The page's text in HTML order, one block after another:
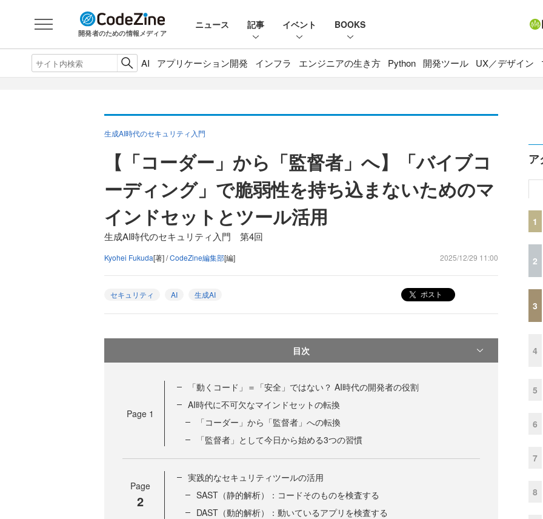
開発者のための情報メディア
ニュース 記事 イベント BOOKS
AI アプリケーション開発 インフラ エンジニアの生き方 Python 開発ツール UX／デザイン
生成AI時代のセキュリティ入門
【「コーダー」から「監督者」へ】「バイブコ
ーディング」で脆弱性を持ち込まないためのマ
インドセットとツール活用
生成AI時代のセキュリティ入門 第4回
Kyohei Fukuda[著] /CodeZine編集部[編] 2025/12/29 11:00
セキュリティ AI 生成AI ポスト
目次
Page 1
「動くコード」＝「安全」ではない？ AI時代の開発者の役割
AI時代に不可欠なマインドセットの転換
「コーダー」から「監督者」への転換
「監督者」として今日から始める3つの習慣
Page
2
実践的なセキュリティツールの活用
SAST（静的解析）：コードそのものを検査する
DAST（動的解析）：動いているアプリを検査する
ア
1
2
3
4
5
6
7
8